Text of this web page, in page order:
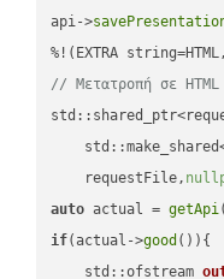
api->
// Μετατροπή σε
    requestFile,
auto actual = getApi
if(actual->good ()){
std::ofstream